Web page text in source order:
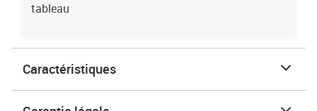
tableau
Caractéristiques